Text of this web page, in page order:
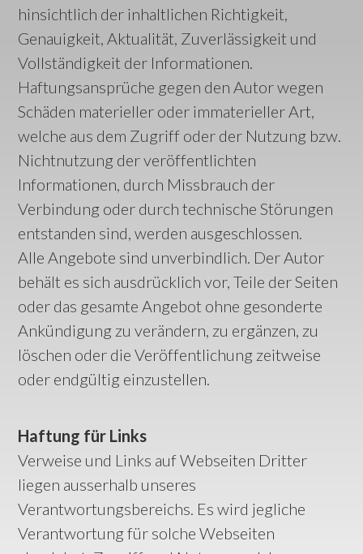
hinsichtlich der inhaltlichen Richtigkeit,
Genauigkeit, Aktualität, Zuverlässigkeit und
Vollständigkeit der Informationen.
Haftungsansprüche gegen den Autor wegen
Schäden materieller oder immaterieller Art,
welche aus dem Zugriff oder der Nutzung bzw.
Nichtnutzung der veröffentlichten
Informationen, durch Missbrauch der
Verbindung oder durch technische Störungen
entstanden sind, werden ausgeschlossen.
Alle Angebote sind unverbindlich. Der Autor
behält es sich ausdrücklich vor, Teile der Seiten
oder das gesamte Angebot ohne gesonderte
Ankündigung zu verändern, zu ergänzen, zu
löschen oder die Veröffentlichung zeitweise
oder endgültig einzustellen.
Haftung für Links
Verweise und Links auf Webseiten Dritter
liegen ausserhalb unseres
Verantwortungsbereichs. Es wird jegliche
Verantwortung für solche Webseiten